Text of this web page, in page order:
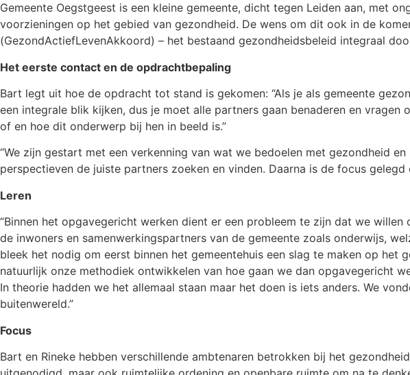
Gemeente Oegstgeest is een kleine gemeente, dicht tegen Leiden aan, met
voorzieningen op het gebied van gezondheid. De wens om dit ook in de
(GezondActiefLevenAkkoord) – het bestaand gezondheidsbeleid integraal
Het eerste contact en de opdrachtbepaling
Bart legt uit hoe de opdracht tot stand is gekomen: “Als je als gemeente
een integrale blik kijken, dus je moet alle partners gaan benaderen en
of en hoe dit onderwerp bij hen in beeld is.”
“We zijn gestart met een verkenning van wat we bedoelen met gezondheid
perspectieven de juiste partners zoeken en vinden. Daarna is de focus
Leren
“Binnen het opgavegericht werken dient er een probleem te zijn dat we
de inwoners en samenwerkingspartners van de gemeente zoals onderwijs,
bleek het nodig om eerst binnen het gemeentehuis een slag te maken op
natuurlijk onze methodiek ontwikkelen van hoe gaan we dan opgavegericht
In theorie hadden we het allemaal staan maar het doen is iets anders. We
buitenwereld.”
Focus
Bart en Rineke hebben verschillende ambtenaren betrokken bij het